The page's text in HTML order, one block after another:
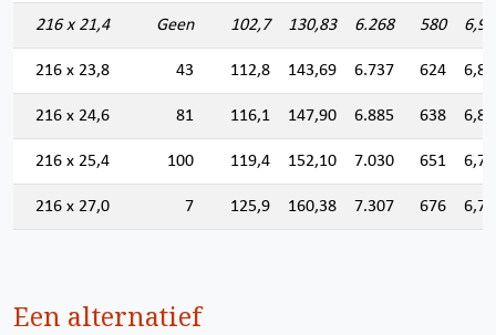
216 x 21,4 Geen 102,7 130,83 6.268 580
216 x 23,8 43 112,8 143,69 6.737 624
216 x 24,6 81 116,1 147,90 6.885 638
216 x 25,4 100 119,4 152,10 7.030 651
216 x 27,0 7 125,9 160,38 7.307 676
Een alternatief